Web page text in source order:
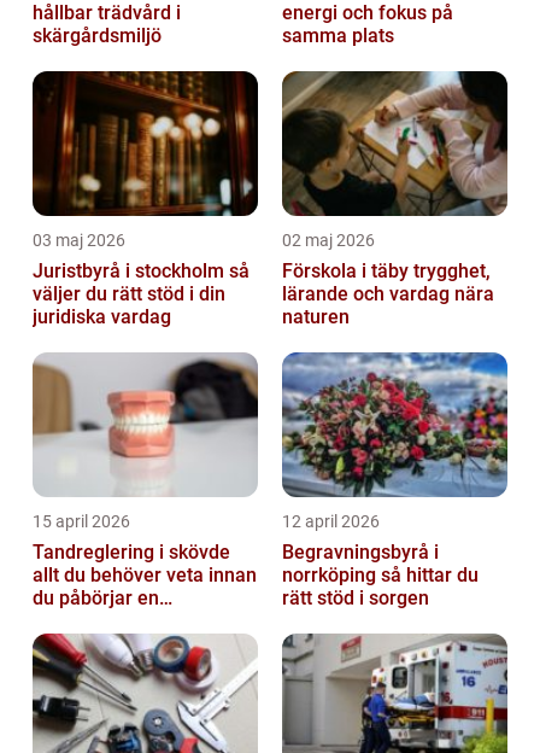
hållbar trädvård i
skärgårdsmiljö
energi och fokus på
samma plats
03 maj 2026
Juristbyrå i stockholm så
väljer du rätt stöd i din
juridiska vardag
02 maj 2026
Förskola i täby trygghet,
lärande och vardag nära
naturen
15 april 2026
Tandreglering i skövde
allt du behöver veta innan
du påbörjar en
12 april 2026
Begravningsbyrå i
norrköping så hittar du
rätt stöd i sorgen